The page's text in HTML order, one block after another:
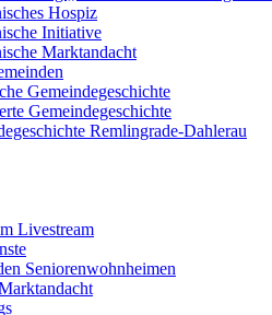
Hospiz
Initiative
Marktandacht
Gemeindegeschichte
Gemeindegeschichte
Remlingrade-Dahlerau
Livestream
Seniorenwohnheimen